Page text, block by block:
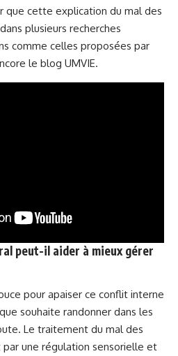
que cette explication du mal des
plusieurs recherches
comme celles proposées par
le blog UMVIE.
peut-il aider à mieux gérer
pour apaiser ce conflit interne
souhaite randonner dans les
Le traitement du mal des
une régulation sensorielle et